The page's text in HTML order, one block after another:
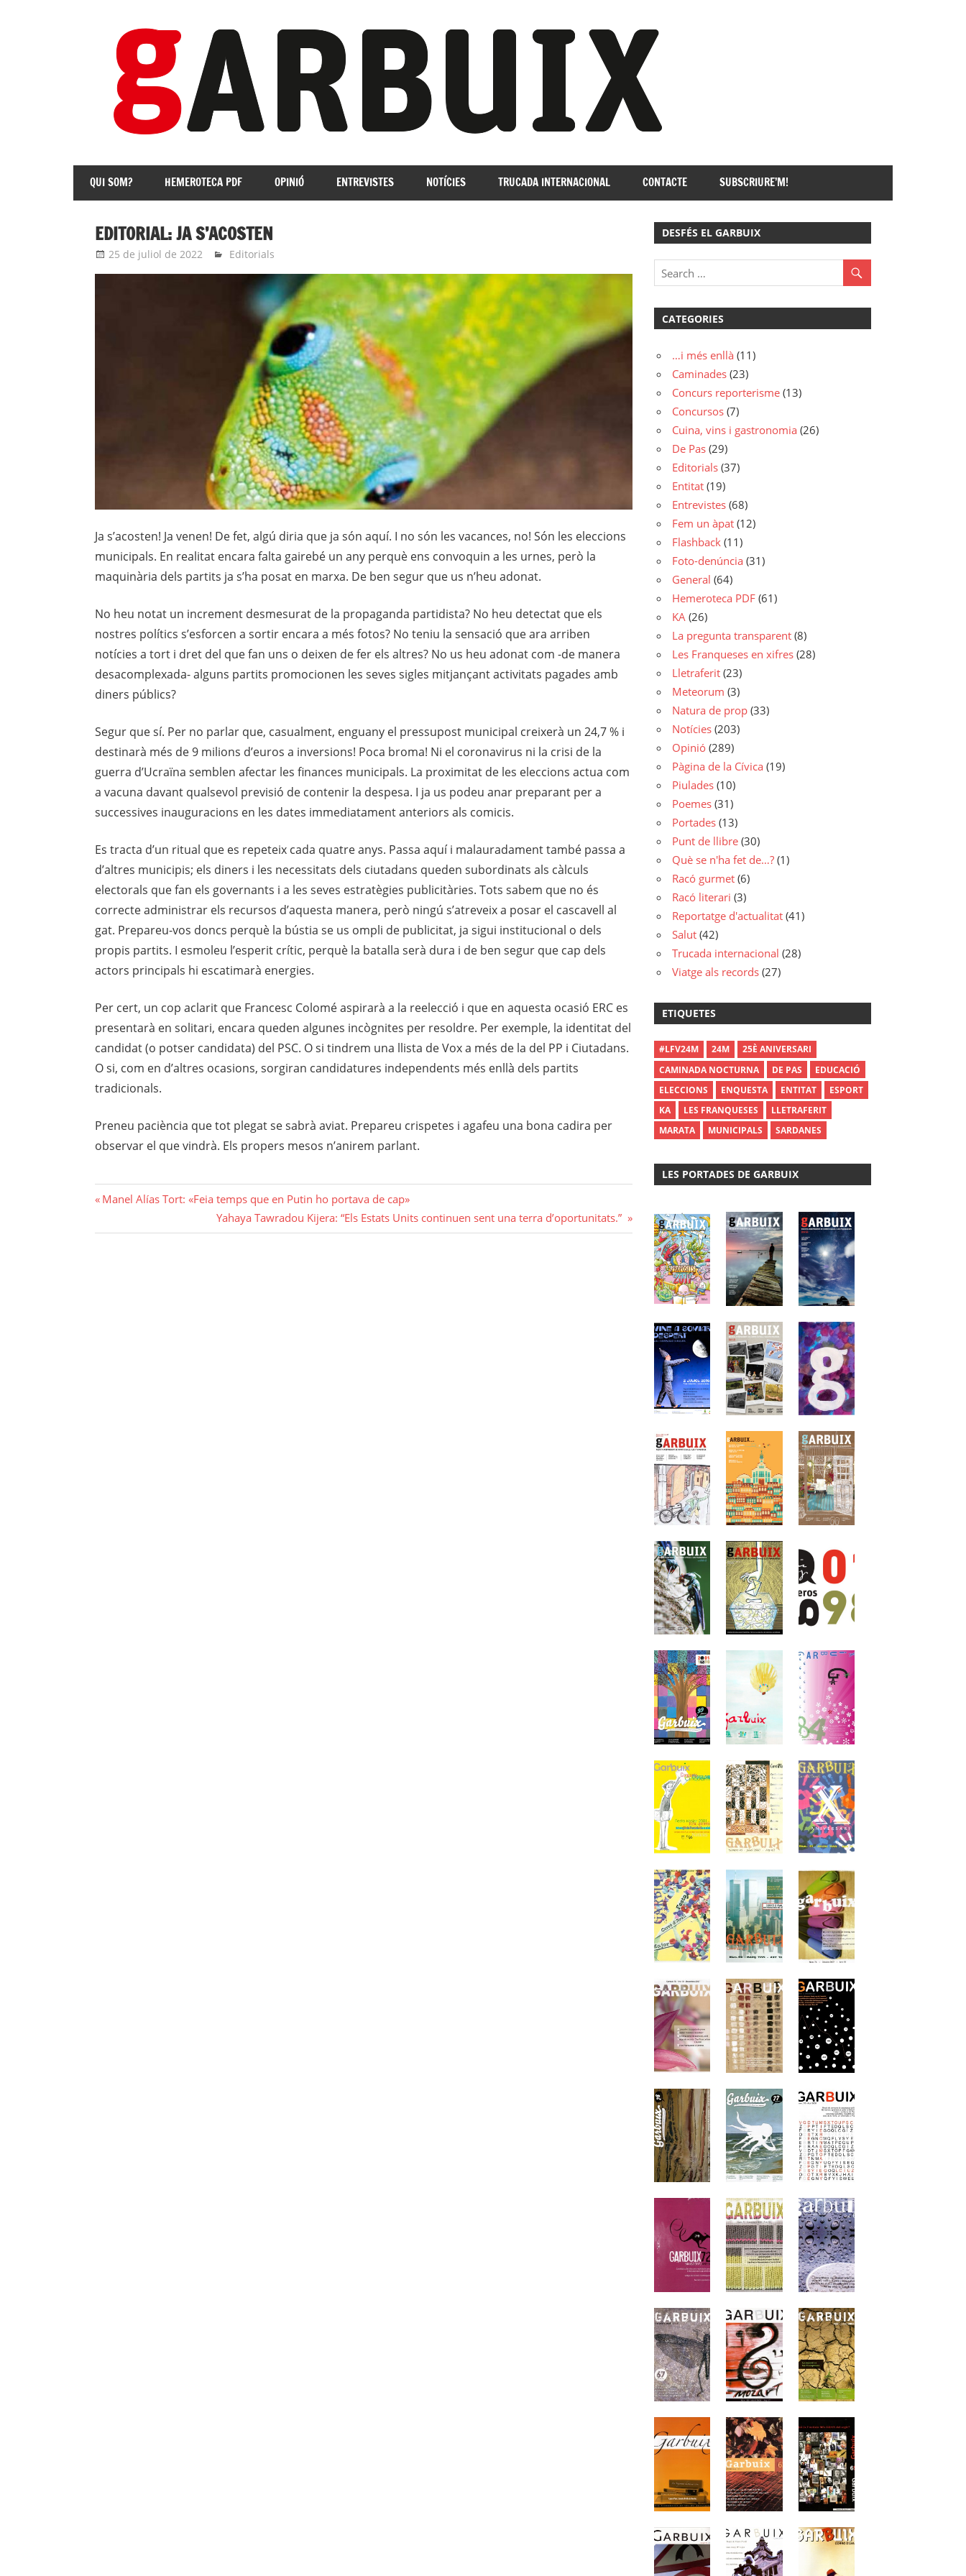
Independent
de
les
Franqueses
QUI SOM? HEMEROTECA PDF OPINIÓ ENTREVISTES NOTÍCIES TRUCADA INTERNACIONAL CONTACTE SUBSCRIURE’M!
EDITORIAL: JA S’ACOSTEN
25 de juliol de 2022 Eli
Editorials
Ja s’acosten! Ja venen! De fet, algú diria que ja són aquí. I no són les vacances, no! Són les eleccions
municipals. En realitat encara falta gairebé un any perquè ens convoquin a les urnes, però la
maquinària dels partits ja s’ha posat en marxa. De ben segur que us n’heu adonat.
No heu notat un increment desmesurat de la propaganda partidista? No heu detectat que els
nostres polítics s’esforcen a sortir encara a més fotos? No teniu la sensació que ara arriben
notícies a tort i dret del que fan uns o deixen de fer els altres? No us heu adonat com -de manera
desacomplexada- alguns partits promocionen les seves sigles mitjançant activitats pagades amb
diners públics?
Segur que sí. Per no parlar que, casualment, enguany el pressupost municipal creixerà un 24,7 % i
destinarà més de 9 milions d’euros a inversions! Poca broma! Ni el coronavirus ni la crisi de la
guerra d’Ucraïna semblen afectar les finances municipals. La proximitat de les eleccions actua com
a vacuna davant qualsevol previsió de contenir la despesa. I ja us podeu anar preparant per a
successives inauguracions en les dates immediatament anteriors als comicis.
Es tracta d’un ritual que es repeteix cada quatre anys. Passa aquí i malauradament també passa a
d’altres municipis; els diners i les necessitats dels ciutadans queden subordinats als càlculs
electorals que fan els governants i a les seves estratègies publicitàries. Tots sabem que no és
correcte administrar els recursos d’aquesta manera, però ningú s’atreveix a posar el cascavell al
gat. Prepareu-vos doncs perquè la bústia se us ompli de publicitat, ja sigui institucional o dels
propis partits. I esmoleu l’esperit crític, perquè la batalla serà dura i de ben segur que cap dels
actors principals hi escatimarà energies.
Per cert, un cop aclarit que Francesc Colomé aspirarà a la reelecció i que en aquesta ocasió ERC es
presentarà en solitari, encara queden algunes incògnites per resoldre. Per exemple, la identitat del
candidat (o potser candidata) del PSC. O si tindrem una llista de Vox a més de la del PP i Ciutadans.
O si, com en d’altres ocasions, sorgiran candidatures independents més enllà dels partits
tradicionals.
Preneu paciència que tot plegat se sabrà aviat. Prepareu crispetes i agafeu una bona cadira per
observar el que vindrà. Els propers mesos n’anirem parlant.
Navegació
d'entrades
Previous
Manel Alías Tort: «Feia temps que en Putin ho portava de cap»
Next
Post:
Yahaya Tawradou Kijera: “Els Estats Units continuen sent una terra d’oportunitats.”
DESFÉS EL GARBUIX
CATEGORIES
…i més enllà (11)
Caminades (23)
Concurs reporterisme (13)
Concursos (7)
Cuina, vins i gastronomia (26)
De Pas (29)
Editorials (37)
Entitat (19)
Entrevistes (68)
Fem un àpat (12)
Flashback (11)
Foto-denúncia (31)
General (64)
Hemeroteca PDF (61)
KA (26)
La pregunta transparent (8)
Les Franqueses en xifres (28)
Lletraferit (23)
Meteorum (3)
Natura de prop (33)
Notícies (203)
Opinió (289)
Pàgina de la Cívica (19)
Piulades (10)
Poemes (31)
Portades (13)
Punt de llibre (30)
Què se n'ha fet de…? (1)
Racó gurmet (6)
Racó literari (3)
Reportatge d'actualitat (41)
Salut (42)
Trucada internacional (28)
Viatge als records (27)
ETIQUETES
#LFV24M 24M
25È ANIVERSARI
CAMINADA NOCTURNA
DE PAS
EDUCACIÓ
ELECCIONS
ENQUESTA ENTITAT
ESPORT
KA
LES FRANQUESES
LLETRAFERIT
MARATA
MUNICIPALS SARDANES
LES PORTADES DE GARBUIX